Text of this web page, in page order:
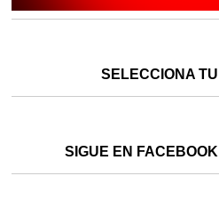
SELECCIONA
SIGUE EN